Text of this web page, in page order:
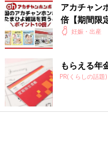
アカチャン
倍【期間限
妊娠・出産
もらえる年
PR(くらしの話題)